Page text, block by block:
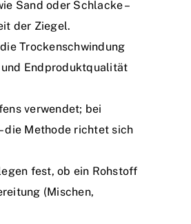
Sand oder Schlacke –
der Ziegel.
Trockenschwindung
und Endproduktqualität
verwendet; bei
die Methode richtet sich
fest, ob ein Rohstoff
(Mischen,